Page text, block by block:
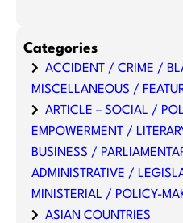
Categories
ACCIDENT / CRIME /
MISCELLANEOUS /
ARTICLE – SOCIAL /
EMPOWERMENT /
BUSINESS /
ADMINISTRATIVE /
MINISTERIAL / POLICY-
ASIAN COUNTRIES